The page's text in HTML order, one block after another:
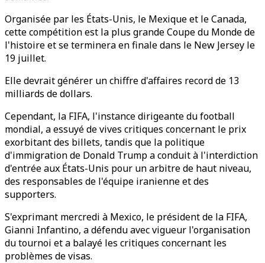
Organisée par les États-Unis, le Mexique et le Canada,
cette compétition est la plus grande Coupe du Monde de
l'histoire et se terminera en finale dans le New Jersey le
19 juillet.
Elle devrait générer un chiffre d'affaires record de 13
milliards de dollars.
Cependant, la FIFA, l'instance dirigeante du football
mondial, a essuyé de vives critiques concernant le prix
exorbitant des billets, tandis que la politique
d'immigration de Donald Trump a conduit à l'interdiction
d'entrée aux États-Unis pour un arbitre de haut niveau,
des responsables de l'équipe iranienne et des
supporters.
S'exprimant mercredi à Mexico, le président de la FIFA,
Gianni Infantino, a défendu avec vigueur l'organisation
du tournoi et a balayé les critiques concernant les
problèmes de visas.